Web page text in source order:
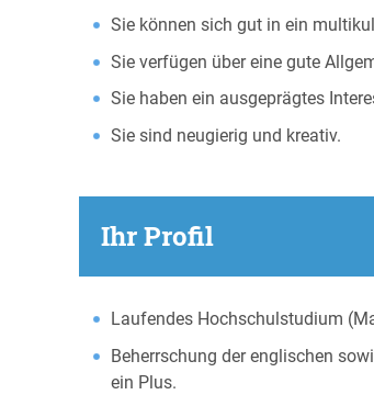
Sie können sich gut in ein
Sie verfügen über eine gute
Sie haben ein ausgeprägtes
Sie sind neugierig und kreativ.
Ihr Profil
Laufendes Hochschulstudium
Beherrschung der englischen
ein Plus.